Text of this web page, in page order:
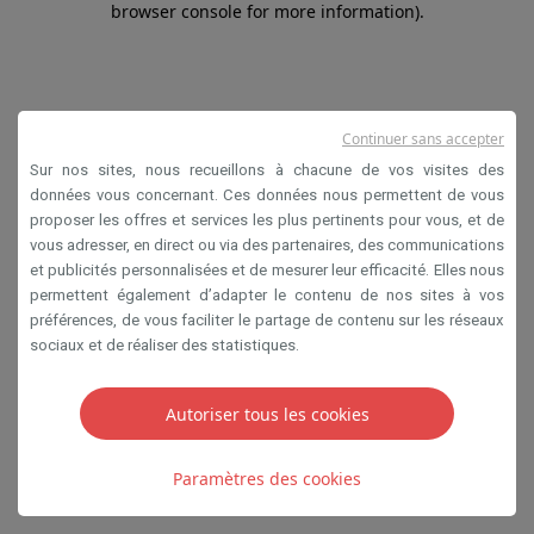
browser console for more information).
Sur nos sites, nous recueillons à chacune de vos visites des
données vous concernant. Ces données nous permettent de vous
proposer les offres et services les plus pertinents pour vous, et de
vous adresser, en direct ou via des partenaires, des communications
et publicités personnalisées et de mesurer leur efficacité. Elles nous
permettent également d’adapter le contenu de nos sites à vos
préférences, de vous faciliter le partage de contenu sur les réseaux
sociaux et de réaliser des statistiques.
Autoriser tous les cookies
Paramètres des cookies
Continuer sans accepter